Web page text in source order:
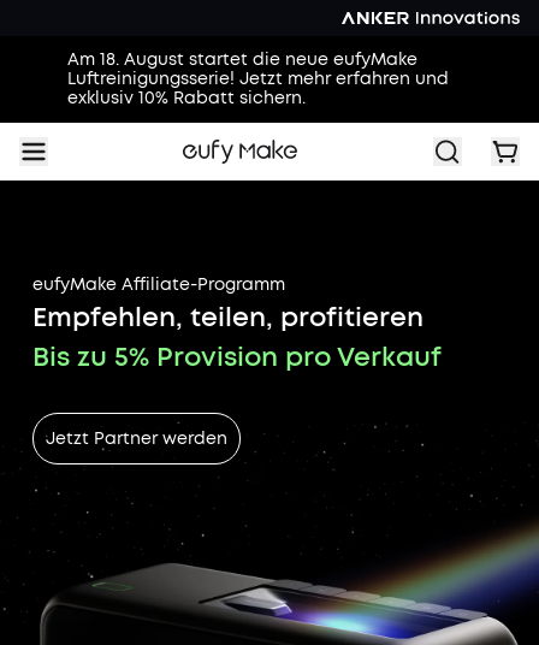
Am 18. August startet die neue eufyMake
Luftreinigungsserie! Jetzt mehr erfahren und
exklusiv 10% Rabatt sichern.
eufyMake Affiliate-Programm
Empfehlen, teilen, profitieren
Bis zu 5% Provision pro Verkauf
Jetzt Partner werden